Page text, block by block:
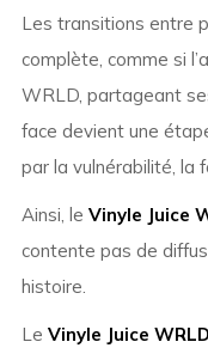
Les transitions entre
complète, comme si
WRLD, partageant
face devient une
par la vulnérabilité, la
Ainsi, le Vinyle Juice
contente pas de
histoire.
Le Vinyle Juice